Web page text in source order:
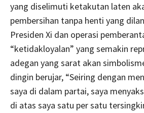
yang diselimuti ketakutan laten
pembersihan tanpa henti yang
Presiden Xi dan operasi
“ketidakloyalan” yang semakin
adegan yang sarat akan
dingin berujar, “Seiring dengan
saya di dalam partai, saya
di atas saya satu per satu